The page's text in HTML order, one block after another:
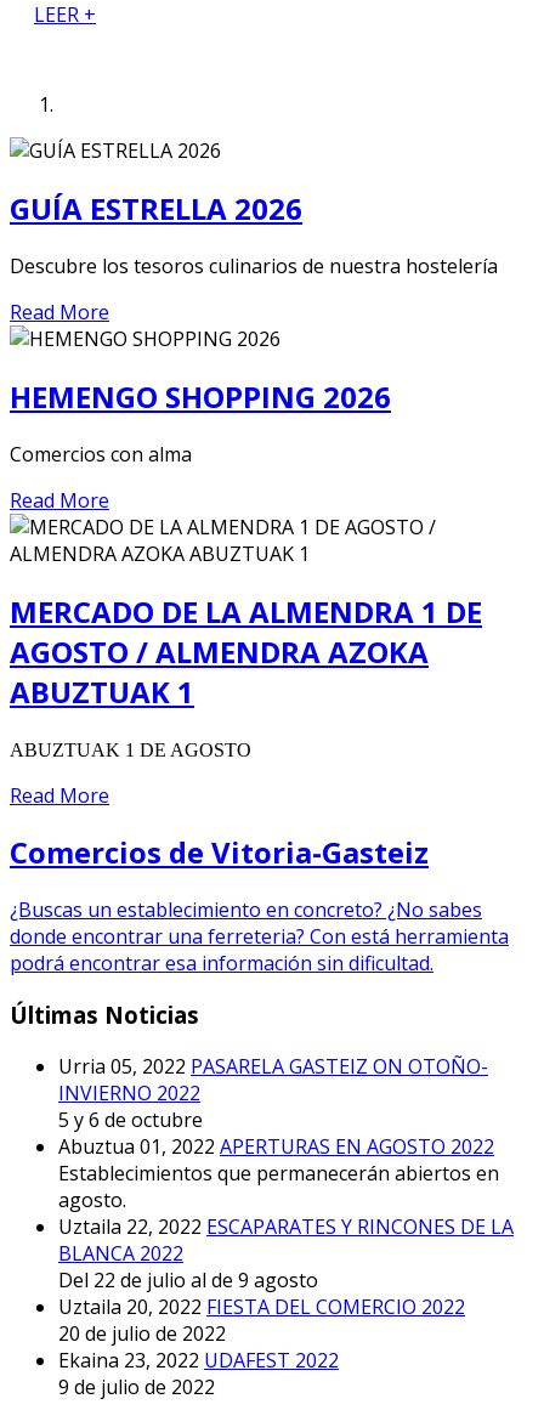
LEER +
GUÍA ESTRELLA 2026
Descubre los tesoros culinarios de nuestra hostelería
Read More
HEMENGO SHOPPING 2026
Comercios con alma
Read More
MERCADO DE LA ALMENDRA 1 DE
AGOSTO / ALMENDRA AZOKA
ABUZTUAK 1
ABUZTUAK 1 DE AGOSTO
Read More
Comercios de Vitoria-Gasteiz
¿Buscas un establecimiento en concreto? ¿No sabes
donde encontrar una ferreteria? Con está herramienta
podrá encontrar esa información sin dificultad.
Últimas Noticias
Urria 05, 2022 PASARELA GASTEIZ ON OTOÑO-
INVIERNO 2022
5 y 6 de octubre
Abuztua 01, 2022 APERTURAS EN AGOSTO 2022
Establecimientos que permanecerán abiertos en
agosto.
Uztaila 22, 2022 ESCAPARATES Y RINCONES DE LA
BLANCA 2022
Del 22 de julio al de 9 agosto
Uztaila 20, 2022 FIESTA DEL COMERCIO 2022
20 de julio de 2022
Ekaina 23, 2022 UDAFEST 2022
9 de julio de 2022